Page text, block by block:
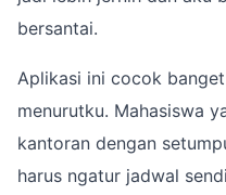
bersantai.
Aplikasi ini cocok
menurutku. Mahasiswa
kantoran dengan
harus ngatur jadwal